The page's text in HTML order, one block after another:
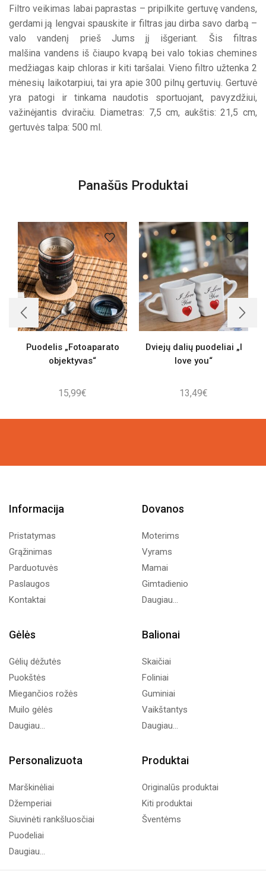
Filtro veikimas labai paprastas – pripilkite gertuvę vandens,
gerdami ją lengvai spauskite ir filtras jau dirba savo darbą –
valo vandenį prieš Jums jį išgeriant. Šis filtras
malšina vandens iš čiaupo kvapą bei valo tokias chemines
medžiagas kaip chloras ir kiti taršalai. Vieno filtro užtenka 2
mėnesių laikotarpiui, tai yra apie 300 pilnų gertuvių. Gertuvė
yra patogi ir tinkama naudotis sportuojant, pavyzdžiui,
važinėjantis dviračiu. Diametras: 7,5 cm, aukštis: 21,5 cm,
gertuvės talpa: 500 ml.
Panašūs Produktai
Puodelis „Fotoaparato
objektyvas“
15,99€
Dviejų dalių puodeliai „I
love you“
13,49€
Informacija
Pristatymas
Grąžinimas
Parduotuvės
Paslaugos
Kontaktai
Dovanos
Moterims
Vyrams
Mamai
Gimtadienio
Daugiau...
Gėlės
Gėlių dėžutės
Puokštės
Miegančios rožės
Muilo gėlės
Daugiau...
Balionai
Skaičiai
Foliniai
Guminiai
Vaikštantys
Daugiau...
Personalizuota
Marškinėliai
Džemperiai
Siuvinėti rankšluosčiai
Puodeliai
Daugiau...
Produktai
Originalūs produktai
Kiti produktai
Šventėms